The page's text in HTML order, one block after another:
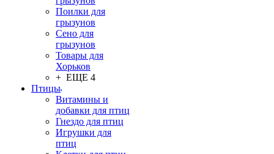
Поилки для
грызунов
Сено для
грызунов
Товары для
Хорьков
+ ЕЩЕ 4
Птицы
Витамины и
добавки для птиц
Гнездо для птиц
Игрушки для
птиц